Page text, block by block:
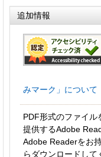
追加情報
みマーク」について
PDF形式のファイ
提供するAdobe
Adobe Readerをお
らダウンロードして